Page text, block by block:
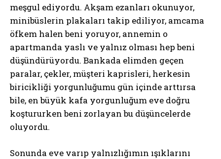
meşgul ediyordu. Akşam ezanları okunuyor,
minibüslerin plakaları takip ediliyor, amcama
öfkem halen beni yoruyor, annemin o
apartmanda yaslı ve yalnız olması hep beni
düşündürüyordu. Bankada elimden geçen
paralar, çekler, müşteri kaprisleri, herkesin
biricikliği yorgunluğumu gün içinde arttırsa
bile, en büyük kafa yorgunluğum eve doğru
koştururken beni zorlayan bu düşüncelerde
oluyordu.
Sonunda eve varıp yalnızlığımın ışıklarını